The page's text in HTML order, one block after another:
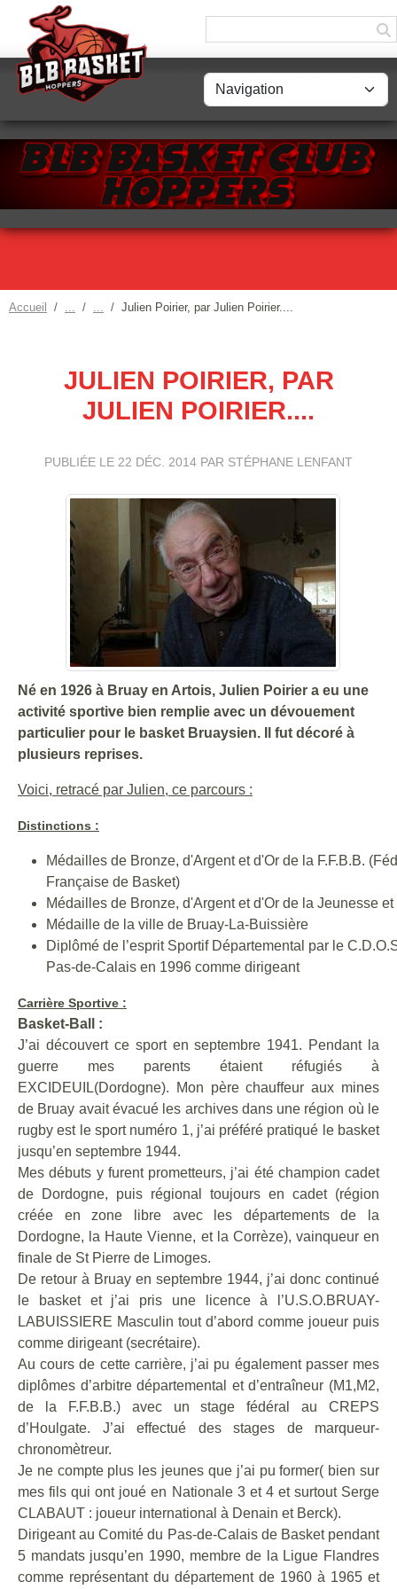
Accueil Julien Poirier, par Julien Poirier....
JULIEN POIRIER, PAR
JULIEN POIRIER....
PUBLIÉE LE 22 DÉC. 2014 PAR STÉPHANE LENFANT
Né en 1926 à Bruay en Artois, Julien Poirier a eu une
activité sportive bien remplie avec un dévouement
particulier pour le basket Bruaysien. Il fut décoré à
plusieurs reprises.
Voici, retracé par Julien, ce parcours :
Distinctions :
Médailles de Bronze, d'Argent et d'Or de la F.F.B.B.
Française de Basket)
Médailles de Bronze, d'Argent et d'Or de la Jeunesse et
Médaille de la ville de Bruay-La-Buissière
Diplômé de l’esprit Sportif Départemental par le
Pas-de-Calais en 1996 comme dirigeant
Carrière Sportive :
Basket-Ball :
J’ai découvert ce sport en septembre 1941. Pendant la
guerre mes parents étaient réfugiés à
EXCIDEUIL(Dordogne). Mon père chauffeur aux mines
de Bruay avait évacué les archives dans une région où le
rugby est le sport numéro 1, j’ai préféré pratiqué le basket
jusqu’en septembre 1944.
Mes débuts y furent prometteurs, j’ai été champion cadet
de Dordogne, puis régional toujours en cadet (région
créée en zone libre avec les départements de la
Dordogne, la Haute Vienne, et la Corrèze), vainqueur en
finale de St Pierre de Limoges.
De retour à Bruay en septembre 1944, j’ai donc continué
le basket et j’ai pris une licence à l’U.S.O.BRUAY-
LABUISSIERE Masculin tout d’abord comme joueur puis
comme dirigeant (secrétaire).
Au cours de cette carrière, j’ai pu également passer mes
diplômes d’arbitre départemental et d’entraîneur (M1,M2,
de la F.F.B.B.) avec un stage fédéral au CREPS
d’Houlgate. J’ai effectué des stages de marqueur-
chronomètreur.
Je ne compte plus les jeunes que j’ai pu former( bien sur
mes fils qui ont joué en Nationale 3 et 4 et surtout Serge
CLABAUT : joueur international à Denain et Berck).
Dirigeant au Comité du Pas-de-Calais de Basket pendant
5 mandats jusqu’en 1990, membre de la Ligue Flandres
comme représentant du département de 1960 à 1965 et
Panneau de gestion des cookies